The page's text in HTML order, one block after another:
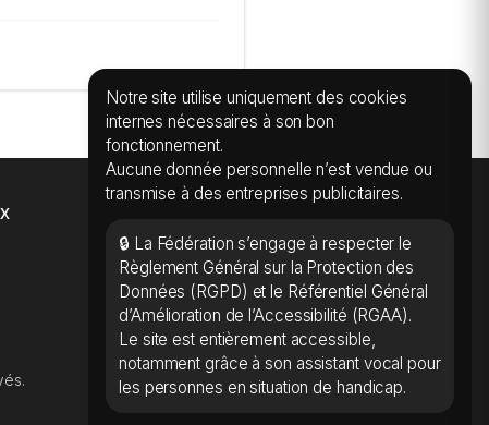
Notre site utilise uniquement des cookies
internes nécessaires à son bon
fonctionnement.
Aucune donnée personnelle n’est vendue ou
transmise à des entreprises publicitaires.
🔒 La Fédération s’engage à respecter le
Règlement Général sur la Protection des
Données (RGPD) et le Référentiel Général
d’Amélioration de l’Accessibilité (RGAA).
Le site est entièrement accessible,
notamment grâce à son assistant vocal pour
les personnes en situation de handicap.